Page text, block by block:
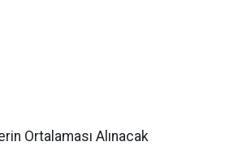
Ortalaması Alınacak